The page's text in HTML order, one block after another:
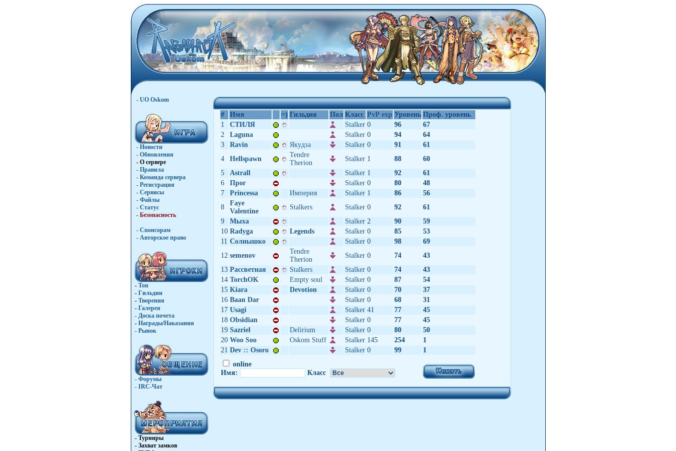
- UO Oskom
- Новости
- Обновления
- О сервере
- Правила
- Команда сервера
- Регистрация
- Сервисы
- Файлы
- Статус
- Безопасность
- Спонсорам
- Авторское право
- Топ
- Гильдии
- Творения
- Галерея
- Доска почета
- Награды/Наказания
- Рынок
- Форумы
- IRC-Чат
- Турниры
- Захват замков
# Имя =) Гильдия Пол Класс PvP exp Уровень Проф. уровень
1
СТИЛЯ Stalker 0 96
67
2
Laguna Stalker 0 94
64
3
Ravin Якyдза Stalker 0 91
61
4
Hellspawn
Tendre
Therion
Stalker 1 88
60
5
Аstrall Stalker 1 92
61
6
Прог Stalker 0 80
48
7
Princessa Империя Stalker 1 86
56
8
Faye
Valentine
Stalkers Stalker 0 92
61
9
Мыха Stalker 2 90
59
10 Radyga Legends Stalker 0 85
53
11 Солнышкo Stalker 0 98
69
12 semenov
Tendre
Therion
Stalker 0 74
43
13 Рассветная Stalkers Stalker 0 74
43
14 TorchOK Empty soul Stalker 0 87
54
15 Kiara Devotion Stalker 0 70
37
16 Baan Dar Stalker 0 68
31
17 Usagi Stalker 41 77
45
18 Obsidian Stalker 0 77
45
19 Sazriel Delirium Stalker 0 80
50
20 Woo Soo Oskom Stuff Stalker 145 254
1
21 Dev :: Osoro Stalker 0 99
1
online
Имя:
Класс